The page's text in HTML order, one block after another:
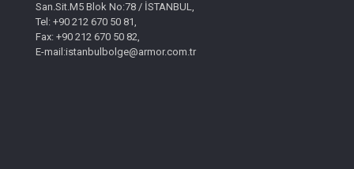
San.Sit.M5 Blok No:78 / İSTANBUL,
Tel: +90 212 670 50 81,
Fax: +90 212 670 50 82,
E-mail:istanbulbolge@armor.com.tr